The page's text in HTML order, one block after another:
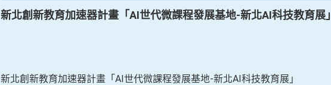
新北創新教育加速器計畫「AI世代微課程發展基地-新北AI科技教育展」
新北創新教育加速器計畫「AI世代微課程發展基地-新北AI科技教育展」